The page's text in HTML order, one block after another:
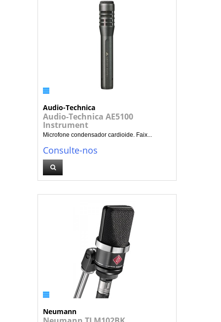
Audio-Technica
Audio-Technica AE5100
Instrument
Microfone condensador cardioide. Faix...
Consulte-nos
Neumann